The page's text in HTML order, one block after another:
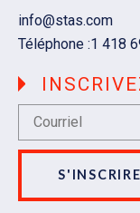
Courriel
info@stas.com
Téléphone :1 418
S'INSCRIRE